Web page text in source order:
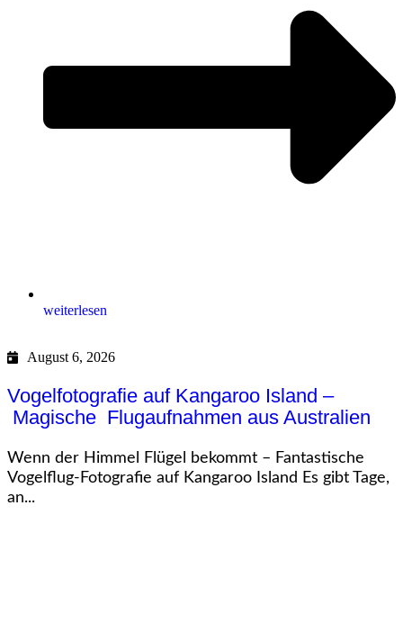
weiterlesen
August 6, 2026
Vogelfotografie auf Kangaroo Island –
Magische Flugaufnahmen aus Australien
Wenn der Himmel Flügel bekommt – Fantastische
Vogelflug-Fotografie auf Kangaroo Island Es gibt Tage,
an...